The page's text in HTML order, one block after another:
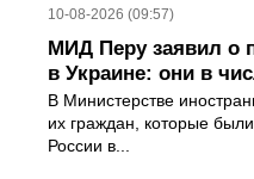
10-08-2026 (09:57)
МИД Перу заявил о
в Украине: они в
В Министерстве
их граждан, которые
России в...